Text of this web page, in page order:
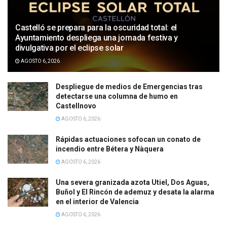
Castelló se prepara para la oscuridad total: el
Ayuntamiento despliega una jornada festiva y
divulgativa por el eclipse solar
AGOSTO 6, 2026
Despliegue de medios de Emergencias tras
detectarse una columna de humo en
Castellnovo
AGOSTO 6, 2026
Rápidas actuaciones sofocan un conato de
incendio entre Bétera y Nàquera
AGOSTO 6, 2026
Una severa granizada azota Utiel, Dos Aguas,
Buñol y El Rincón de ademuz y desata la alarma
en el interior de Valencia
AGOSTO 6, 2026